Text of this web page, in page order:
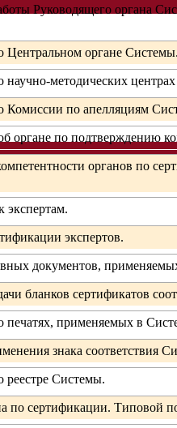
Руководящего органа
Центральном органе Системы.
методических
Комиссии по апелляциям
органе по подтверждению
органов по
экспертам.
экспертов.
документов,
бланков сертификатов
применяемых в
знака соответствия
Системы.
по сертификации. Типовой